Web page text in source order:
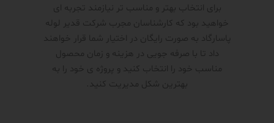
برای انتخاب بهتر و مناسب تر نیازمند تجربه ای
خواهید بود که کارشناسان مجرب شرکت قدیر لوله
پاسارگاد به صورت رایگان در اختیار شما قرار خواهند
داد تا با صرفه جویی در هزینه و زمان محصول
مناسب خود را انتخاب کنید و پروژه ی خود را به
بهترین شکل مدیریت کنید.